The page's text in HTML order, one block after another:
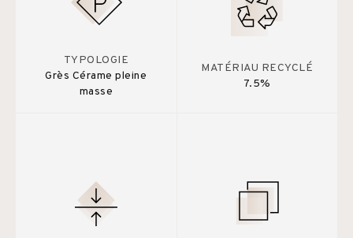
TYPOLOGIE
Grès Cérame pleine
masse
MATÉRIAU RECYCLÉ
7.5%